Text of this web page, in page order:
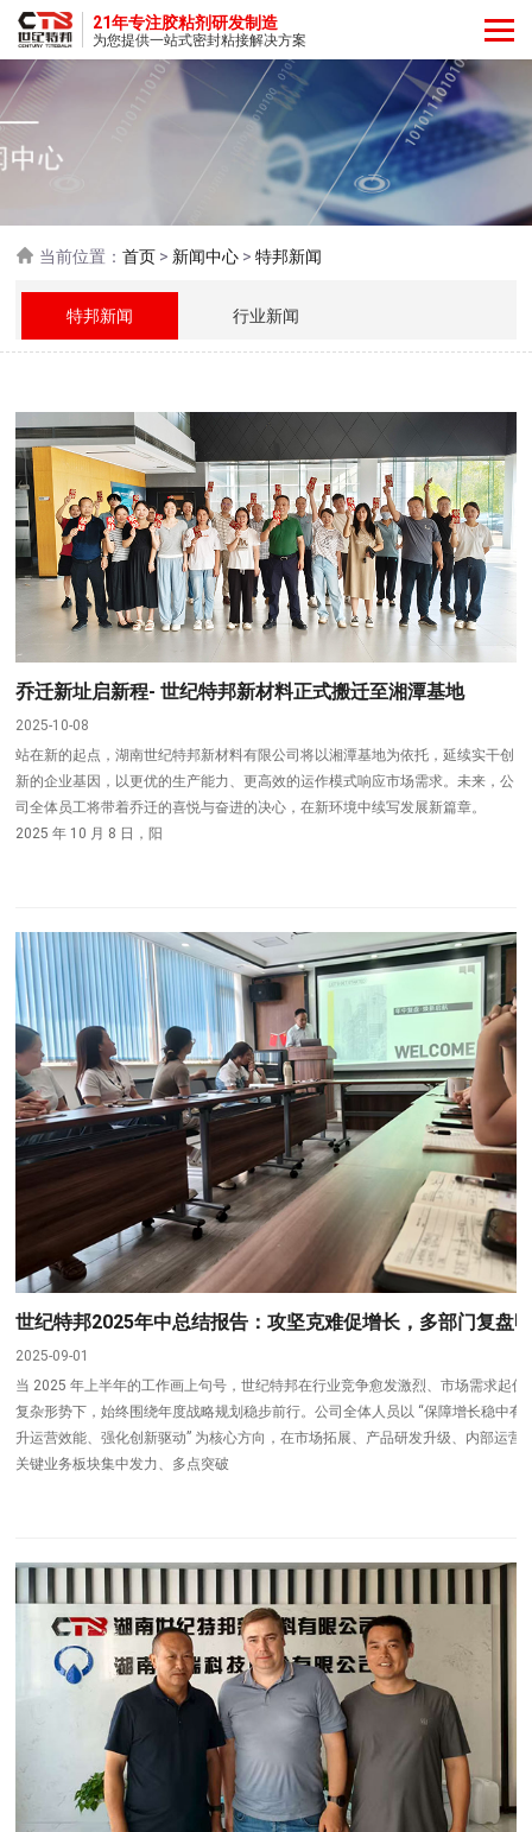
21年专注胶粘剂研发制造
为您提供一站式密封粘接解决方案
当前位置：首页 > 新闻中心 >特邦新闻
特邦新闻 行业新闻
乔迁新址启新程- 世纪特邦新材料正式搬迁至湘潭基地
2025-10-08
站在新的起点，湖南世纪特邦新材料有限公司将以湘潭基地为依托，延续实干创
新的企业基因，以更优的生产能力、更高效的运作模式响应市场需求。未来，公
司全体员工将带着乔迁的喜悦与奋进的决心，在新环境中续写发展新篇章。
2025 年 10 月 8 日，阳
世纪特邦2025年中总结报告：攻坚克难促增长，多部门复盘
2025-09-01
当 2025 年上半年的工作画上句号，世纪特邦在行业竞争愈发激烈、市场需求起伏
复杂形势下，始终围绕年度战略规划稳步前行。公司全体人员以 “保障增长稳中有
升运营效能、强化创新驱动” 为核心方向，在市场拓展、产品研发升级、内部运营
关键业务板块集中发力、多点突破